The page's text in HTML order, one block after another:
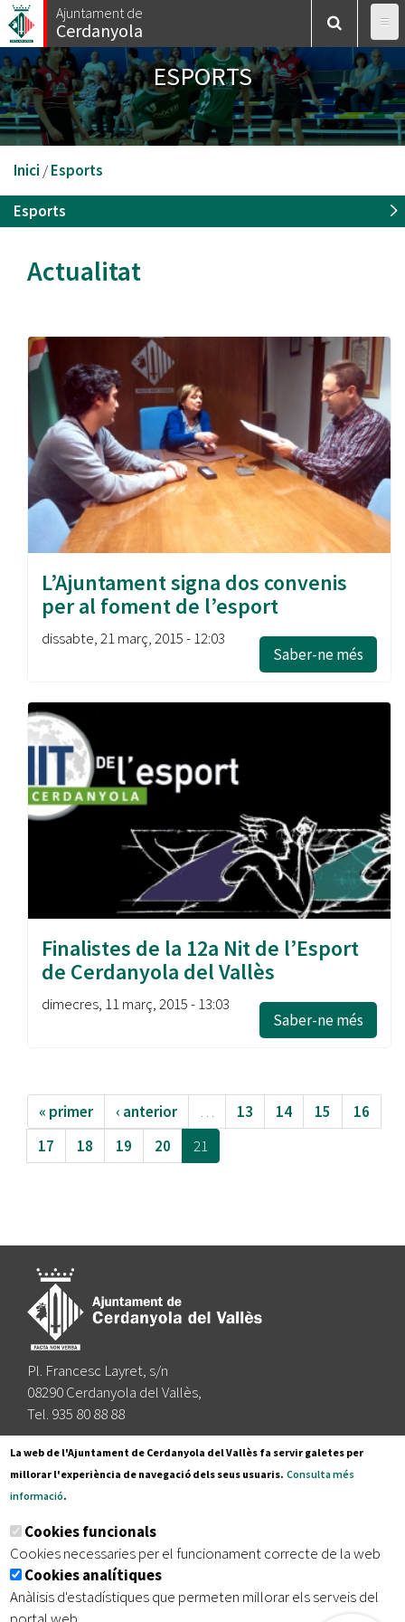
Vés
al
contingut
Ajuntament de
Cerdanyola
ESPORTS
Esteu
aquí
Inici /Esports
Esports
Actualitat
L’Ajuntament signa dos convenis
per al foment de l’esport
dissabte, 21 març, 2015 - 12:03
Saber-ne més
Finalistes de la 12a Nit de l’Esport
de Cerdanyola del Vallès
dimecres, 11 març, 2015 - 13:03
Saber-ne més
« primer ‹ anterior … 13 14 15
16
17
18 19 20 21
Pl. Francesc Layret, s/n
08290 Cerdanyola del Vallès,
Tel. 935 80 88 88
Segueix-nos a:
Subscriu-te al nostre butlletí
Inici | Avís legal | Protecció de dades
| Accessibilitat
La web de l'Ajuntament de Cerdanyola del Vallès fa servir galetes per
millorar l'experiència de navegació dels seus usuaris. Consulta més
informació.
Cookies funcionals
Cookies necessaries per el funcionament correcte de la web
Cookies analítiques
Anàlisis d'estadístiques que permeten millorar els serveis del